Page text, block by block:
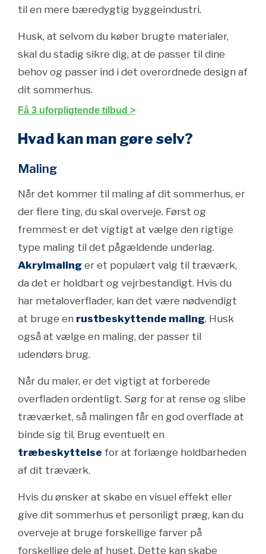
til en mere bæredygtig byggeindustri.
Husk, at selvom du køber brugte materialer,
skal du stadig sikre dig, at de passer til dine
behov og passer ind i det overordnede design af
dit sommerhus.
Få 3 uforpligtende tilbud >
Hvad kan man gøre selv?
Maling
Når det kommer til maling af dit sommerhus, er
der flere ting, du skal overveje. Først og
fremmest er det vigtigt at vælge den rigtige
type maling til det pågældende underlag.
Akrylmaling er et populært valg til træværk,
da det er holdbart og vejrbestandigt. Hvis du
har metaloverflader, kan det være nødvendigt
at bruge en rustbeskyttende maling. Husk
også at vælge en maling, der passer til
udendørs brug.
Når du maler, er det vigtigt at forberede
overfladen ordentligt. Sørg for at rense og slibe
træværket, så malingen får en god overflade at
binde sig til. Brug eventuelt en
træbeskyttelse for at forlænge holdbarheden
af dit træværk.
Hvis du ønsker at skabe en visuel effekt eller
give dit sommerhus et personligt præg, kan du
overveje at bruge forskellige farver på
forskellige dele af huset. Dette kan skabe